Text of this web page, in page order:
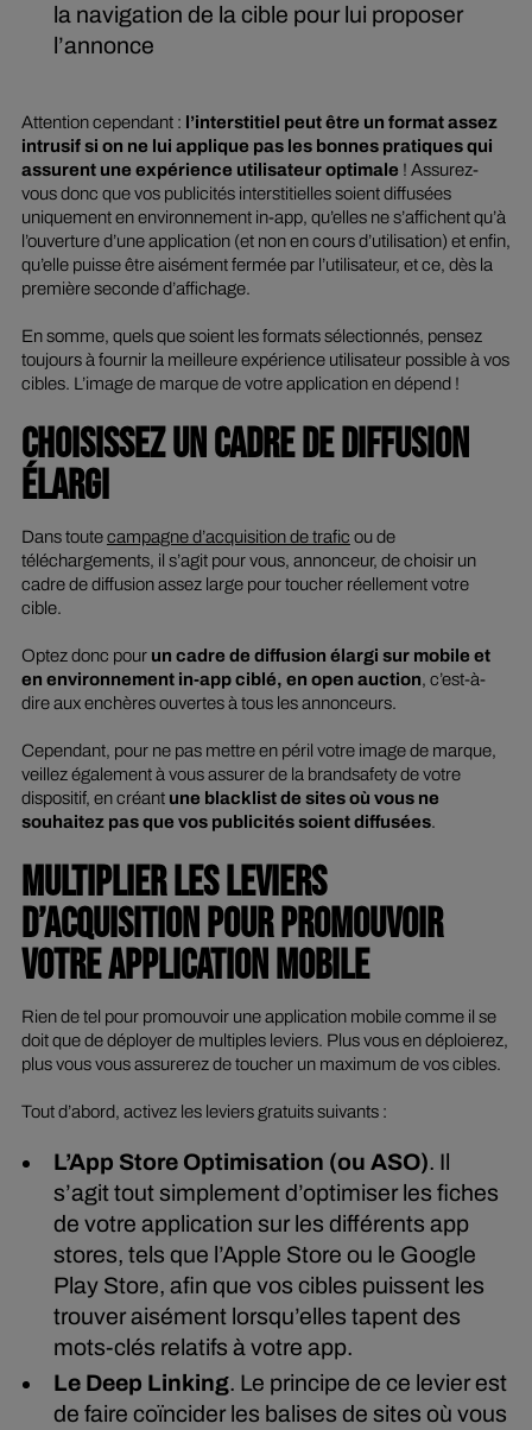
la navigation de la cible pour lui proposer
l’annonce
Attention cependant : l’interstitiel peut être un format assez
intrusif si on ne lui applique pas les bonnes pratiques qui
assurent une expérience utilisateur optimale ! Assurez-
vous donc que vos publicités interstitielles soient diffusées
uniquement en environnement in-app, qu’elles ne s’affichent qu’à
l’ouverture d’une application (et non en cours d’utilisation) et enfin,
qu’elle puisse être aisément fermée par l’utilisateur, et ce, dès la
première seconde d’affichage.
En somme, quels que soient les formats sélectionnés, pensez
toujours à fournir la meilleure expérience utilisateur possible à vos
cibles. L’image de marque de votre application en dépend !
CHOISISSEZ UN CADRE DE DIFFUSION
ÉLARGI
Dans toutecampagne d’acquisition de trafic ou de
téléchargements, il s’agit pour vous, annonceur, de choisir un
cadre de diffusion assez large pour toucher réellement votre
cible.
Optez donc pourun cadre de diffusion élargi sur mobile et
en environnement in-app ciblé, en open auction, c’est-à-
dire aux enchères ouvertes à tous les annonceurs.
Cependant, pour ne pas mettre en péril votre image de marque,
veillez également à vous assurer de la brandsafetyde votre
dispositif, en créantune blacklistde sites où vous ne
souhaitez pas que vos publicités soient diffusées.
MULTIPLIER LES LEVIERS
D’ACQUISITION POUR PROMOUVOIR
VOTRE APPLICATION MOBILE
Rien de tel pour promouvoir une application mobile comme il se
doit que de déployer de multiples leviers. Plus vous en déploierez,
plus vous vous assurerez de toucher un maximum de vos cibles.
Tout d’abord, activez les leviers gratuits suivants :
L’App Store Optimisation (ou ASO). Il
s’agit tout simplement d’optimiser les fiches
de votre application sur les différents app
stores, tels que l’Apple Store ou le Google
Play Store, afin que vos cibles puissent les
trouver aisément lorsqu’elles tapent des
mots-clés relatifs à votre app.
Le Deep Linking. Le principe de ce levier est
de faire coïncider les balises de sites où vous